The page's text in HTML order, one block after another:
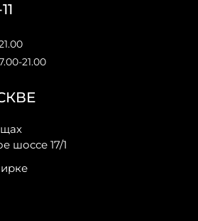
шоссе 17/1
21.00